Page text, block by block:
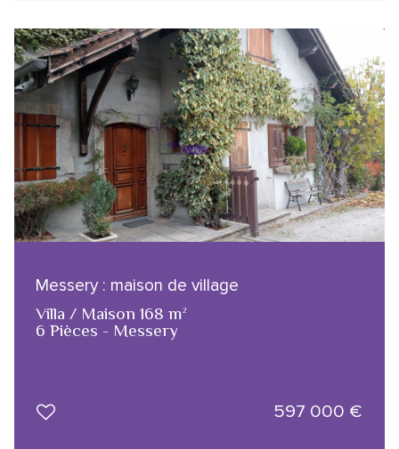
Messery : maison de village
Villa / Maison 168 m²
6 Pièces - Messery
597 000 €